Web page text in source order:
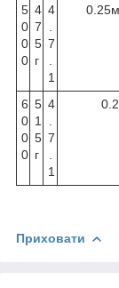
5
0
0
0
4
7
5
г
4
7
1
6
0
0
0
5
1
5
г
4
7
1
0.28мм
Приховати